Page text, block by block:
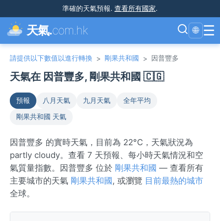
準確的天氣預報. 查看所有國家.
天氣.com.hk 🌐 ☰
請提供以下數值以進行轉換 > 剛果共和國 > 因普豐多
天氣在 因普豐多, 剛果共和國 🇨🇬
預報 八月天氣 九月天氣
全年平均
剛果共和國 天氣
因普豐多 的實時天氣，目前為 22°C，天氣狀況為
partly cloudy。查看 7 天預報、每小時天氣情況和空
氣質量指數。因普豐多 位於 剛果共和國 — 查看所有
主要城市的天氣 剛果共和國 , 或瀏覽 目前最熱的城市
全球。